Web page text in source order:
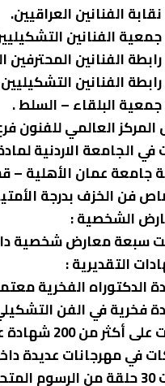
الفنانين العراقيين.
الفنانين
الفنانين المحترفين
الفنانين التشكيليين
البلقاء – السلط .
العالمي للفنون
الجامعة الاردنية
جامعة عمان الأهلية –
فن الخزف بدرجة
الشخصية :
سبعة معارض شخصية
التقديرية :
الدكتوراه الفخرية
فخرية في الفن التشكيلي من
من 200 شهادة عربية وعالمية .
في مهرجانات عديدة
.